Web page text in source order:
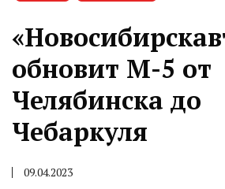
обновит М-5 от
Челябинска до
Чебаркуля
09.04.2023